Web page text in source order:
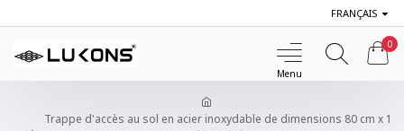
FRANÇAIS
0
Trappe d'accès au sol en acier inoxydable de dimensions 80 cm x 1